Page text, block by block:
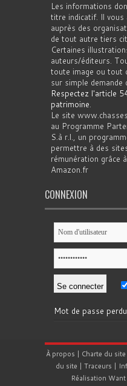
Les informations
titre indicatif. Il
auprès des
de tout autre tiers
Certaines
auteurs/éditeurs.
toute image ou tout
sur simple
Respectez l'article
patrimoine.
Le site
au Programme
S.à r.l., un
permettre à des
rémunération grâce
Amazon.fr
CONNEXION
Mot de passe
À propos | Charte du site
du site | Traceurs |
Réalisation Want